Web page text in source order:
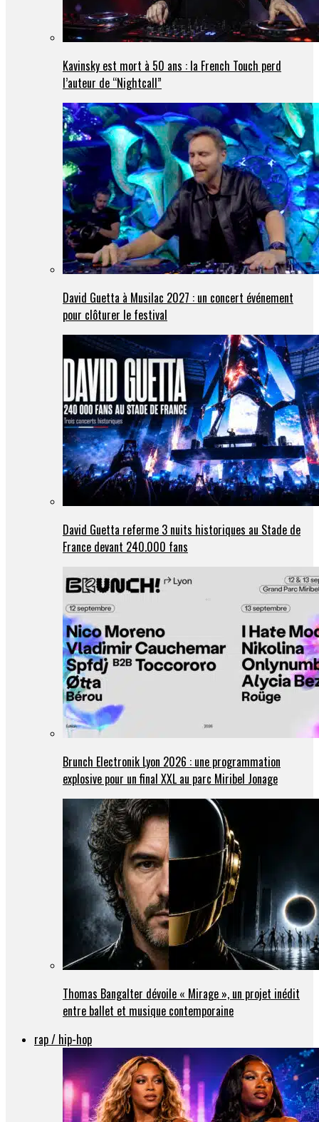
Kavinsky est mort à 50 ans : la French Touch perd
l’auteur de “Nightcall”
David Guetta à Musilac 2027 : un concert événement
pour clôturer le festival
David Guetta referme 3 nuits historiques au Stade de
France devant 240.000 fans
Brunch Electronik Lyon 2026 : une programmation
explosive pour un final XXL au parc Miribel Jonage
Thomas Bangalter dévoile « Mirage », un projet inédit
entre ballet et musique contemporaine
rap / hip-hop